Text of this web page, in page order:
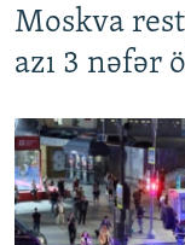
Moskva
azı 3 nəfər